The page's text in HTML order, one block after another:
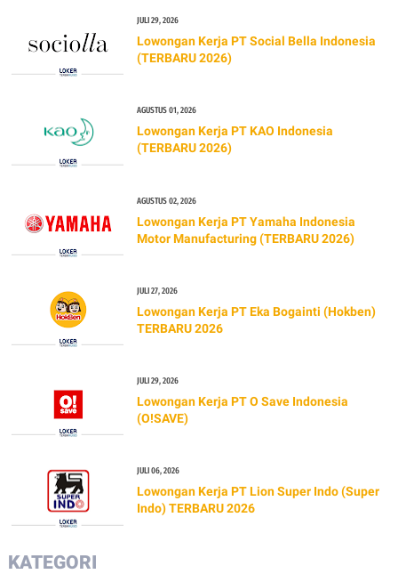
JULI 29, 2026
Lowongan Kerja PT Social Bella Indonesia
(TERBARU 2026)
AGUSTUS 01, 2026
Lowongan Kerja PT KAO Indonesia
(TERBARU 2026)
AGUSTUS 02, 2026
Lowongan Kerja PT Yamaha Indonesia
Motor Manufacturing (TERBARU 2026)
JULI 27, 2026
Lowongan Kerja PT Eka Bogainti (Hokben)
TERBARU 2026
JULI 29, 2026
Lowongan Kerja PT O Save Indonesia
(O!SAVE)
JULI 06, 2026
Lowongan Kerja PT Lion Super Indo (Super
Indo) TERBARU 2026
KATEGORI